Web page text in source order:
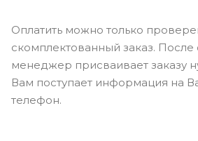
Оплатить можно только
скомплектованный заказ. После
менеджер присваивает заказу
Вам поступает информация на
телефон.